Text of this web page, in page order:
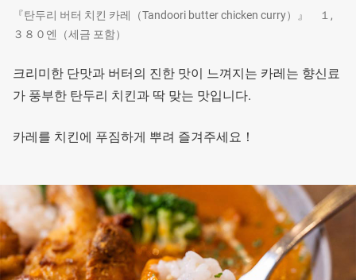
『탄두리 버터 치킨 카레（Tandoori butter chicken curry）』 １,
３８０엔（세금 포함）
크리미한 단맛과 버터의 진한 맛이 느껴지는 카레는 향신료
가 풍부한 탄두리 치킨과 딱 맞는 맛입니다.
카레를 치킨에 푸짐하게 뿌려 즐겨주세요！